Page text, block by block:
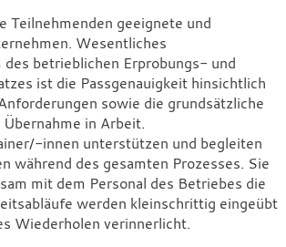
Teilnehmenden geeignete und
Wesentliches
betrieblichen Erprobungs- und
ist die Passgenauigkeit hinsichtlich
sowie die grundsätzliche
in Arbeit.
innen unterstützen und begleiten
während des gesamten Prozesses. Sie
mit dem Personal des Betriebes die
werden kleinschrittig eingeübt
Wiederholen verinnerlicht.